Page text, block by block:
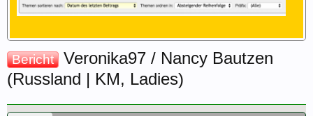
Bericht
Veronika97 / Nancy Bautzen
(Russland | KM, Ladies)